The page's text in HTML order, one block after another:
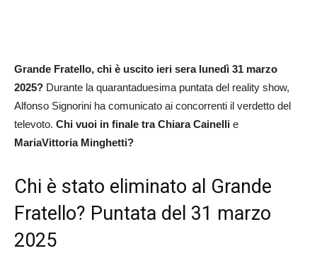
Grande Fratello, chi è uscito ieri sera lunedì 31 marzo
2025? Durante la quarantaduesima puntata del reality show,
Alfonso Signorini ha comunicato ai concorrenti il verdetto del
televoto. Chi vuoi in finale tra ChiaraCainelli e
MariaVittoria Minghetti?
Chi è stato eliminato al Grande
Fratello? Puntata del 31 marzo
2025